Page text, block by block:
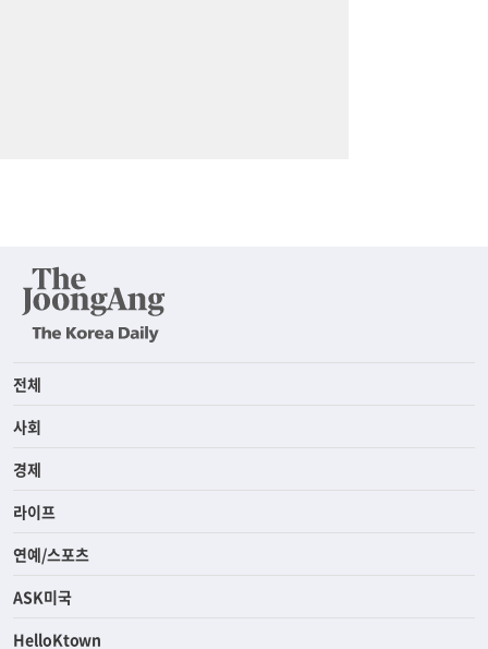
전체
사회
경제
라이프
연예/스포츠
ASK미국
HelloKtown